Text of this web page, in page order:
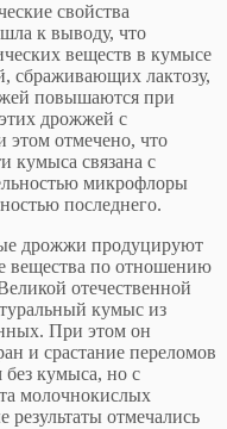
свойства
к выводу, что
веществ в кумысе
сбраживающих лактозу,
повышаются при
дрожжей с
отмечено, что
кумыса связана с
микрофлоры
последнего.
дрожжи продуцируют
вещества по отношению
отечественной
кумыс из
При этом он
и срастание переломов
без кумыса, но с
молочнокислых
отмечались